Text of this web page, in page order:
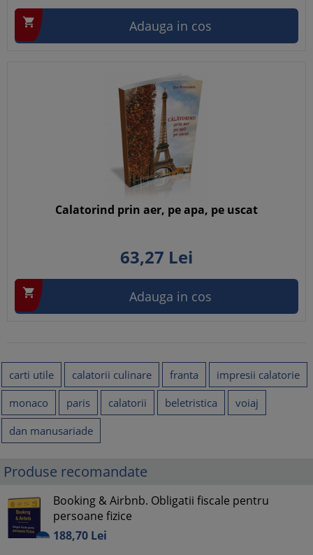
 Adauga in cos
Calatorind prin aer, pe apa, pe uscat
63,27 Lei
 Adauga in cos
carti utile calatorii culinare franta
impresii calatorie
monaco
paris calatorii beletristica
voiaj
dan manusariade
Produse recomandate
Booking & Airbnb. Obligatii fiscale pentru
persoane fizice
188,70 Lei